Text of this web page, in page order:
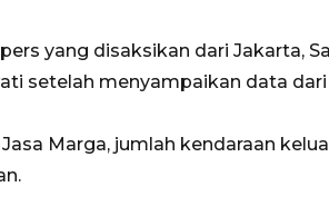
yang disaksikan dari Jakarta,
setelah menyampaikan data dari
Marga, jumlah kendaraan